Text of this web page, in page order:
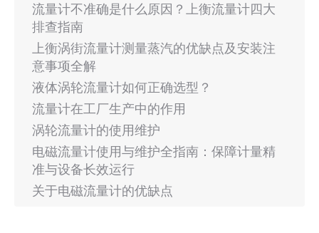
流量计不准确是什么原因？上衡流量计四大
排查指南
上衡涡街流量计测量蒸汽的优缺点及安装注
意事项全解
液体涡轮流量计如何正确选型？
流量计在工厂生产中的作用
涡轮流量计的使用维护
电磁流量计使用与维护全指南：保障计量精
准与设备长效运行
关于电磁流量计的优缺点